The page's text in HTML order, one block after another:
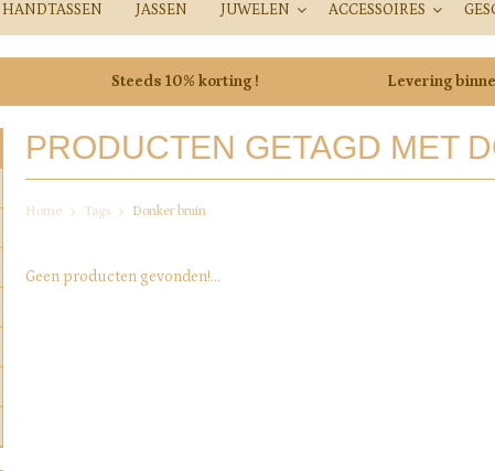
HANDTASSEN JASSEN JUWELEN ACCESSOIRES
Steeds 10% korting ! Levering
PRODUCTEN GETAGD MET
Home Tags Donker bruin
Geen producten gevonden!...